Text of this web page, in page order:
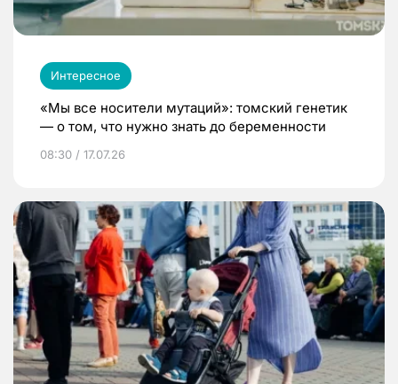
Интересное
«Мы все носители мутаций»: томский генетик
— о том, что нужно знать до беременности
08:30 / 17.07.26